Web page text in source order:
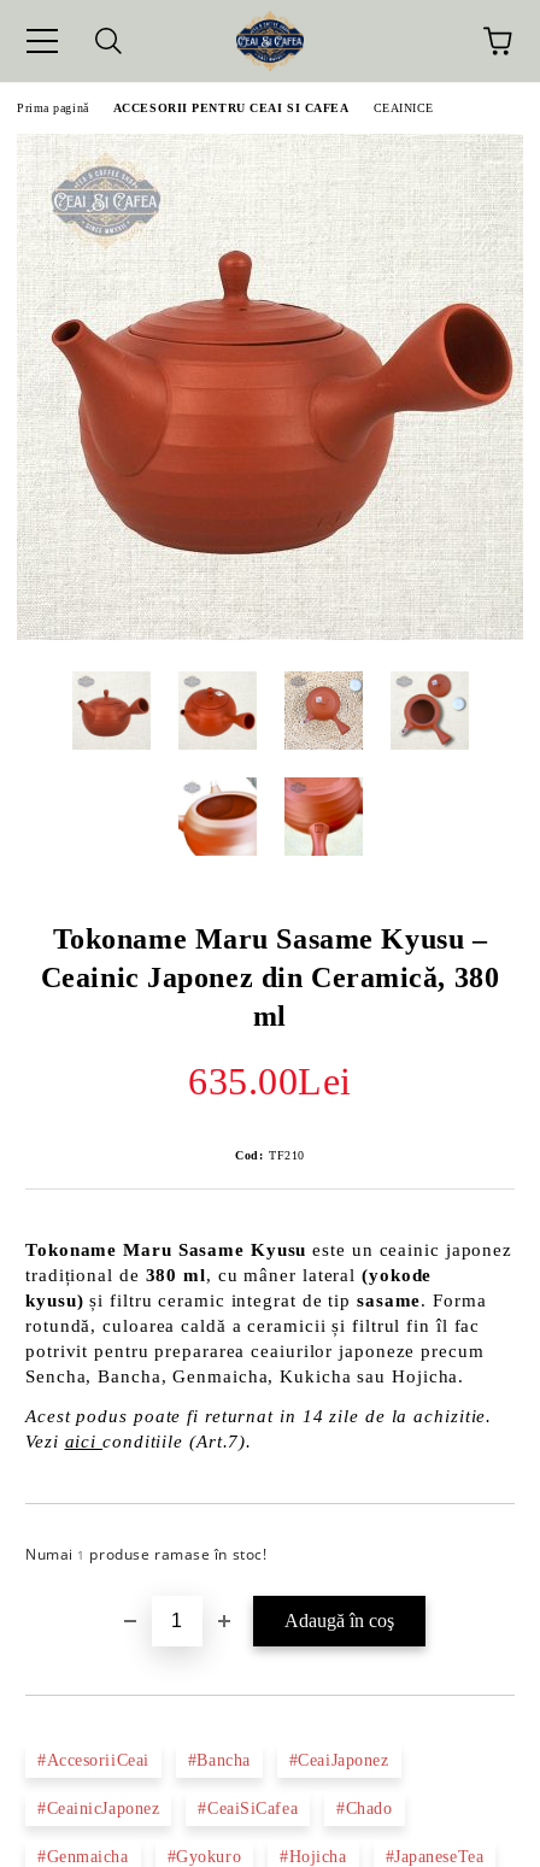
Prima pagină ACCESORII PENTRU CEAI SI CAFEA CEAINICE
Tokoname Maru Sasame Kyusu –
Ceainic Japonez din Ceramică, 380
ml
635.00Lei
Cod: TF210
Tokoname Maru Sasame Kyusu este un ceainic japonez
tradițional de 380 ml, cu mâner lateral(yokode
kyusu)și filtru ceramic integrat de tip sasame. Forma
rotundă, culoarea caldă a ceramicii și filtrul fin îl fac
potrivit pentru prepararea ceaiurilor japoneze precum
Sencha, Bancha, Genmaicha, Kukicha sau Hojicha.
Acest podus poate fi returnat in 14 zile de la achizitie.
Vezi aici conditiile (Art.7).
Numai 1 produse ramase în stoc!
#AccesoriiCeai #Bancha #CeaiJaponez
#CeainicJaponez #CeaiSiCafea #Chado
#Genmaicha #Gyokuro #Hojicha #JapaneseTea